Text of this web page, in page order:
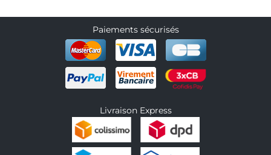
Paiements sécurisés
Livraison Express